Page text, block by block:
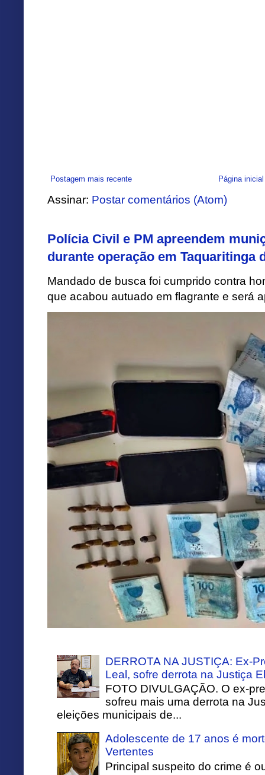
Postagem mais recente Página inicial
Assinar: Postar comentários (Atom)
Polícia Civil e PM apreendem
durante operação em Taquaritinga
Mandado de busca foi cumprido contra
que acabou autuado em flagrante e será
DERROTA NA JUSTIÇA: Ex-
Leal, sofre derrota na Justiça
FOTO DIVULGAÇÃO. O ex-
sofreu mais uma derrota na
eleições municipais de...
Adolescente de 17 anos é
Vertentes
Principal suspeito do crime é